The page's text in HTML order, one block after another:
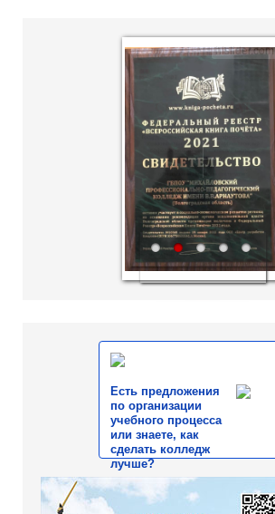
1 2 3 4 5
hislider.com
Есть предложения
по организации
учебного процесса
или знаете, как
сделать колледж
лучше?